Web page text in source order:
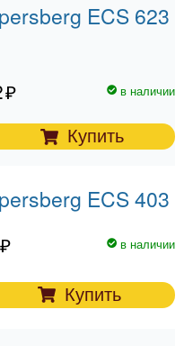
ECS 623
в наличии
Купить
ECS 403
в наличии
Купить